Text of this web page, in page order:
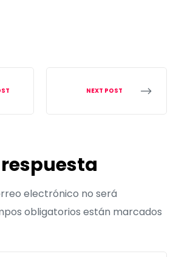
NEXT POST
electrónico no será
obligatorios están marcados